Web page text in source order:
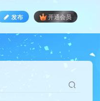
发布 开通会员